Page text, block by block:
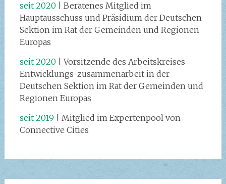
seit 2020 | Beratenes Mitglied im
Hauptausschuss und Präsidium der Deutschen
Sektion im Rat der Gemeinden und Regionen
Europas
seit 2020 | Vorsitzende des Arbeitskreises
Entwicklungs-zusammenarbeit in der
Deutschen Sektion im Rat der Gemeinden und
Regionen Europas
seit 2019 | Mitglied im Expertenpool von
Connective Cities